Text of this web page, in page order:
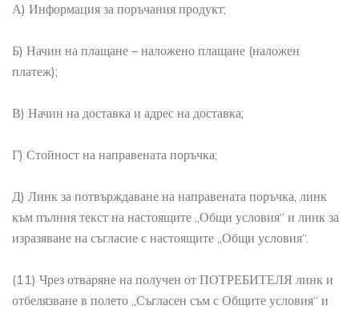
А) Информация за поръчания продукт;
Б) Начин на плащане – наложено плащане (наложен
платеж);
В) Начин на доставка и адрес на доставка;
Г) Стойност на направената поръчка;
Д) Линк за потвърждаване на направената поръчка, линк
към пълния текст на настоящите „Общи условия“ и линк за
изразяване на съгласие с настоящите „Общи условия“.
(11) Чрез отваряне на получен от ПОТРЕБИТЕЛЯ линк и
отбелязване в полето „Съгласен съм с Общите условия“ и